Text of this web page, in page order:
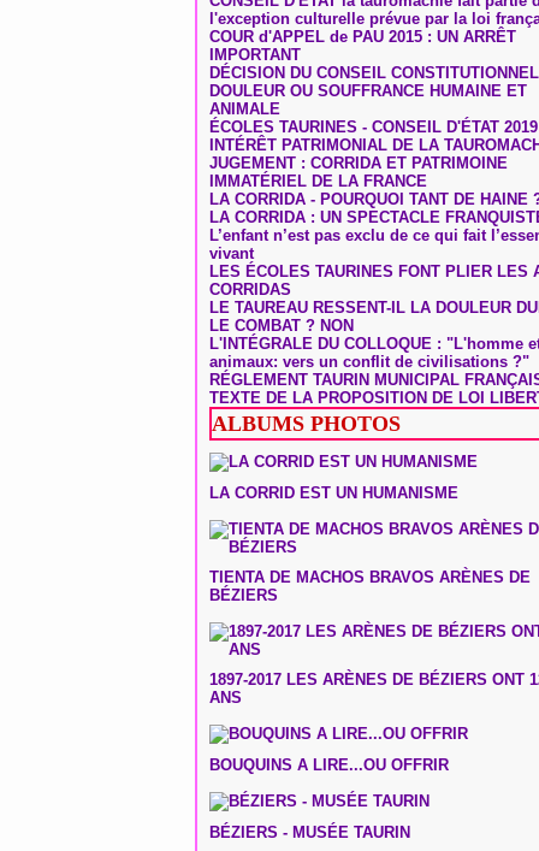
l'exception culturelle prévue par la loi
COUR d'APPEL de PAU 2015 : UN ARRÊT
IMPORTANT
DÉCISION DU CONSEIL CONSTITUTIONNEL
DOULEUR OU SOUFFRANCE HUMAINE ET
ANIMALE
ÉCOLES TAURINES - CONSEIL D'ÉTAT 2019
INTÉRÊT PATRIMONIAL DE LA
JUGEMENT : CORRIDA ET PATRIMOINE
IMMATÉRIEL DE LA FRANCE
LA CORRIDA - POURQUOI TANT DE HAINE
LA CORRIDA : UN SPECTACLE
L’enfant n’est pas exclu de ce qui fait
vivant
LES ÉCOLES TAURINES FONT PLIER LES
CORRIDAS
LE TAUREAU RESSENT-IL LA DOULEUR
LE COMBAT ? NON
L'INTÉGRALE DU COLLOQUE : "L'homme
animaux: vers un conflit de civilisations ?"
RÉGLEMENT TAURIN MUNICIPAL
TEXTE DE LA PROPOSITION DE LOI
ALBUMS PHOTOS
LA CORRID EST UN HUMANISME
TIENTA DE MACHOS BRAVOS ARÈNES DE
BÉZIERS
1897-2017 LES ARÈNES DE BÉZIERS ONT
ANS
BOUQUINS A LIRE...OU OFFRIR
BÉZIERS - MUSÉE TAURIN